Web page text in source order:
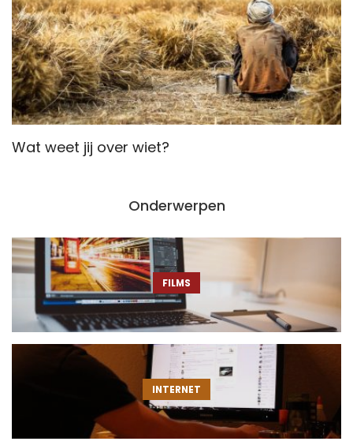
Wat weet jij over wiet?
Onderwerpen
FILMS
INTERNET